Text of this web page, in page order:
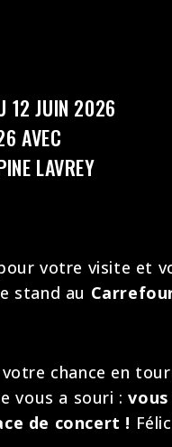
12 JUIN 2026
AVEC
LAVREY
votre visite et
stand au
chance en
vous a souri :vous
de concert !